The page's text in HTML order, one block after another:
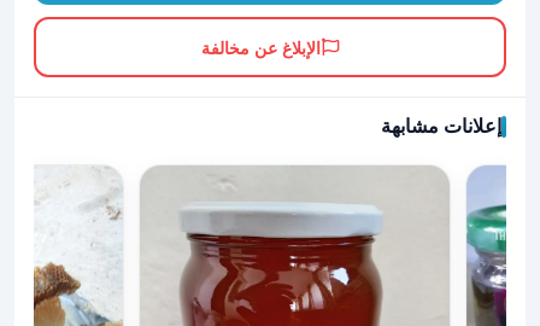
الإبلاغ عن مخالفة
إعلانات مشابهة